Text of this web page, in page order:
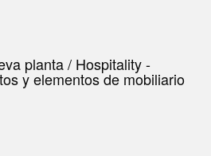
planta / Hospitality -
y elementos de mobiliario